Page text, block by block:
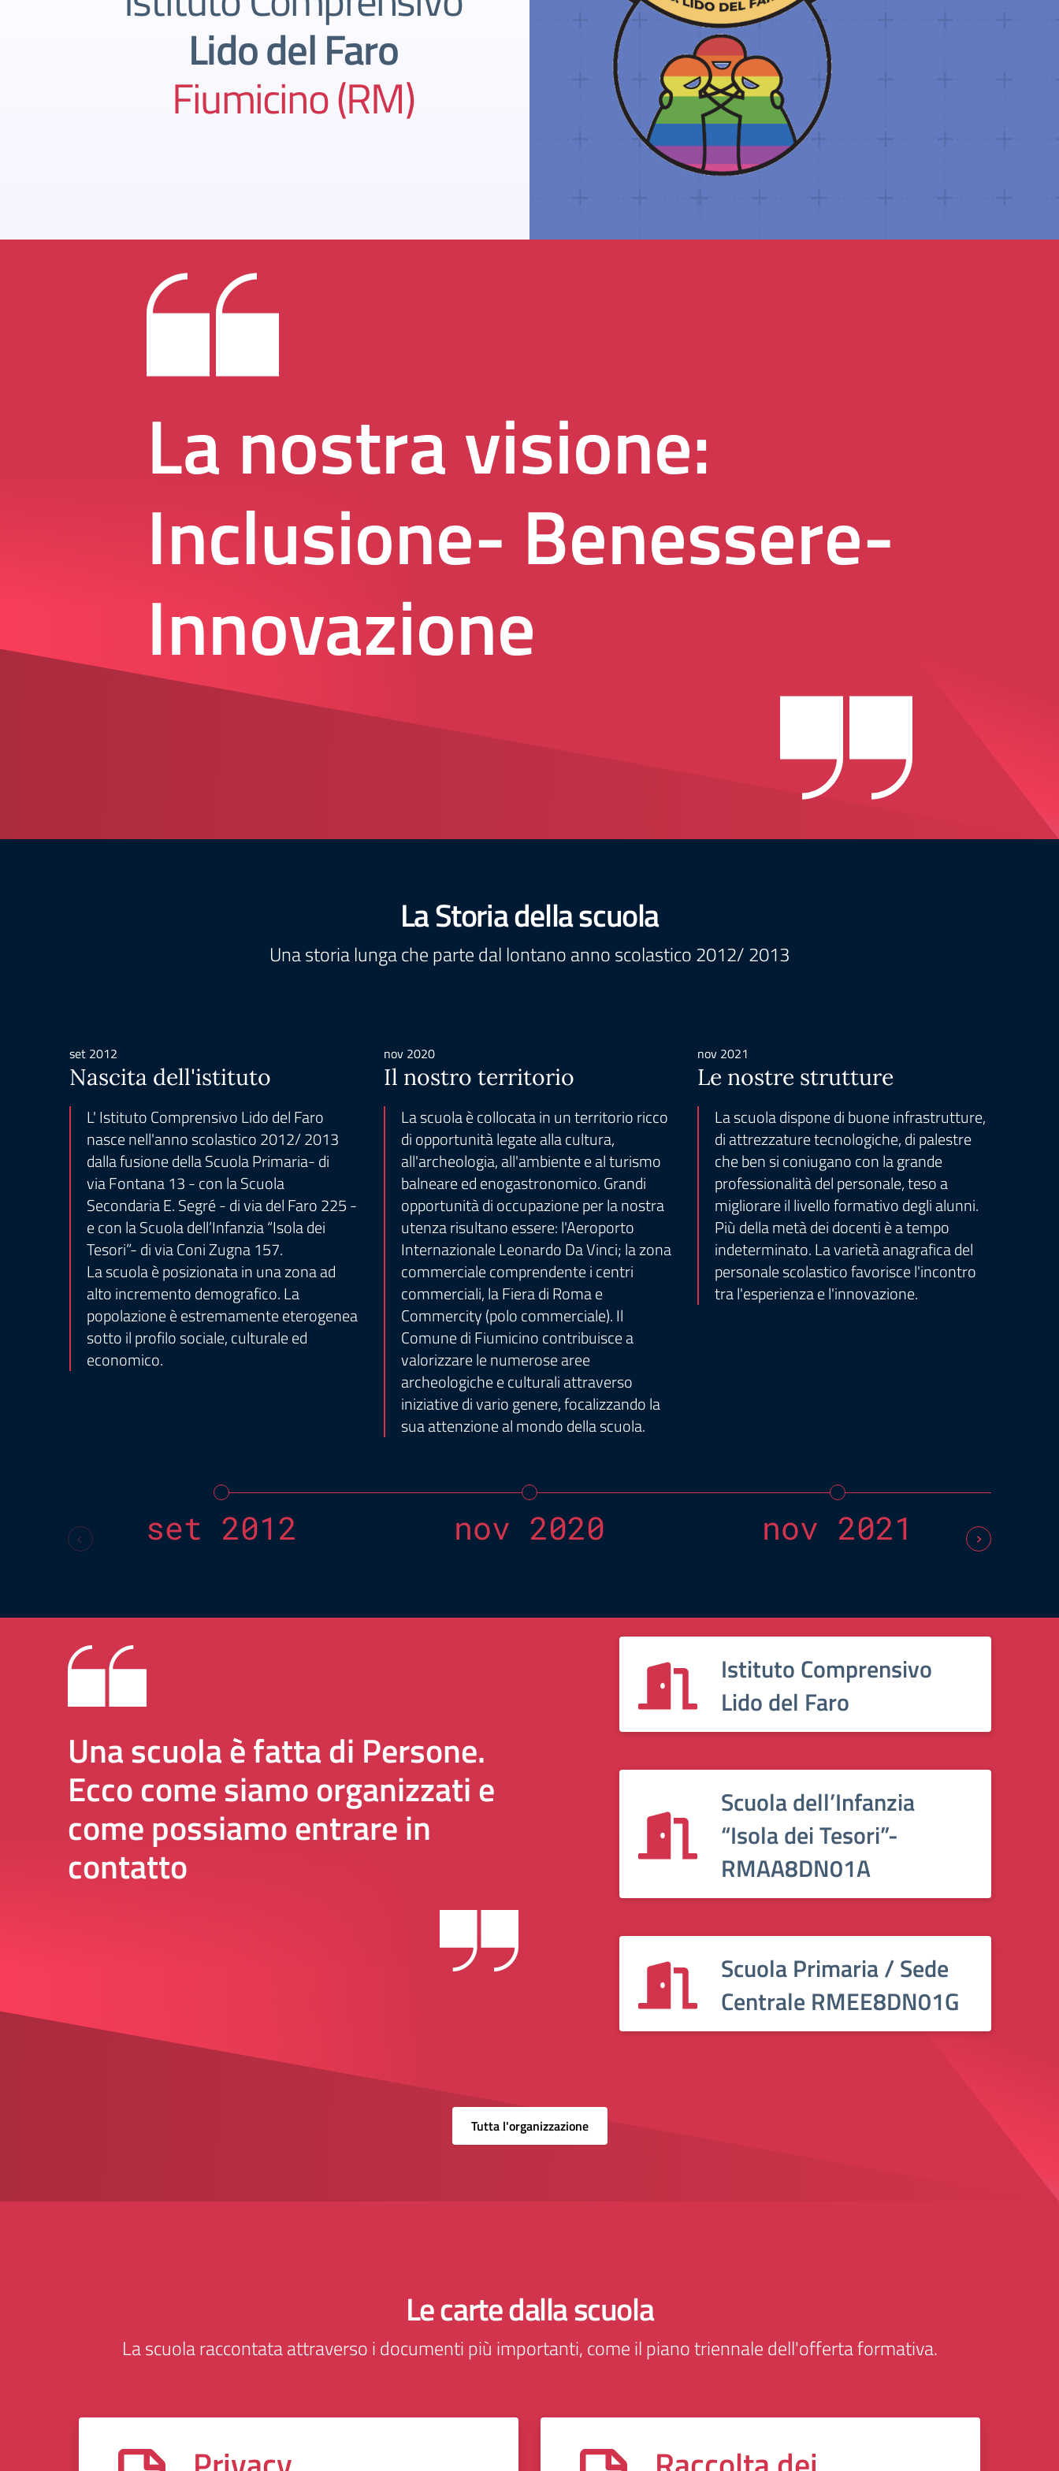
Lido del Faro
Fiumicino (RM)
La nostra visione:
Inclusione- Benessere-
Innovazione
La Storia della scuola
Una storia lunga che parte dal lontano anno scolastico 2012/ 2013
set 2012
Nascita dell'istituto
L' Istituto Comprensivo Lido del Faro
nasce nell'anno scolastico 2012/ 2013
dalla fusione della Scuola Primaria- di
via Fontana 13 - con la Scuola
Secondaria E. Segré - di via del Faro 225 -
e con la Scuola dell’Infanzia “Isola dei
Tesori”- di via Coni Zugna 157.
La scuola è posizionata in una zona ad
alto incremento demografico. La
popolazione è estremamente eterogenea
sotto il profilo sociale, culturale ed
economico.
nov 2020
Il nostro territorio
La scuola è collocata in un territorio ricco
di opportunità legate alla cultura,
all'archeologia, all'ambiente e al turismo
balneare ed enogastronomico. Grandi
opportunità di occupazione per la nostra
utenza risultano essere: l'Aeroporto
Internazionale Leonardo Da Vinci; la zona
commerciale comprendente i centri
commerciali, la Fiera di Roma e
Commercity (polo commerciale). Il
Comune di Fiumicino contribuisce a
valorizzare le numerose aree
archeologiche e culturali attraverso
iniziative di vario genere, focalizzando la
sua attenzione al mondo della scuola.
nov 2021
Le nostre strutture
La scuola dispone di buone infrastrutture,
di attrezzature tecnologiche, di palestre
che ben si coniugano con la grande
professionalità del personale, teso a
migliorare il livello formativo degli alunni.
Più della metà dei docenti è a tempo
indeterminato. La varietà anagrafica del
personale scolastico favorisce l'incontro
tra l'esperienza e l'innovazione.
set 2012 nov 2020 nov 2021
Una scuola è fatta di Persone.
Ecco come siamo organizzati e
come possiamo entrare in
contatto
Istituto Comprensivo
Lido del Faro
Scuola dell’Infanzia
“Isola dei Tesori”-
RMAA8DN01A
Scuola Primaria / Sede
Centrale RMEE8DN01G
Tutta l'organizzazione
Le carte dalla scuola
La scuola raccontata attraverso i documenti più importanti, come il piano triennale dell'offerta formativa.